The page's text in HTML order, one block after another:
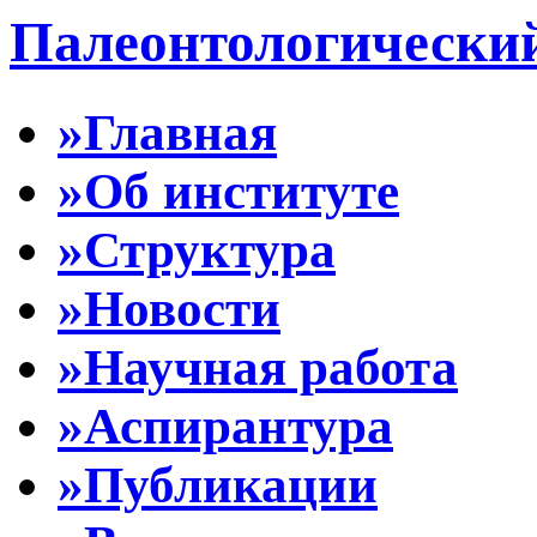
»Главная
»Об институте
»Структура
»Новости
»Научная работа
»Аспирантура
»Публикации